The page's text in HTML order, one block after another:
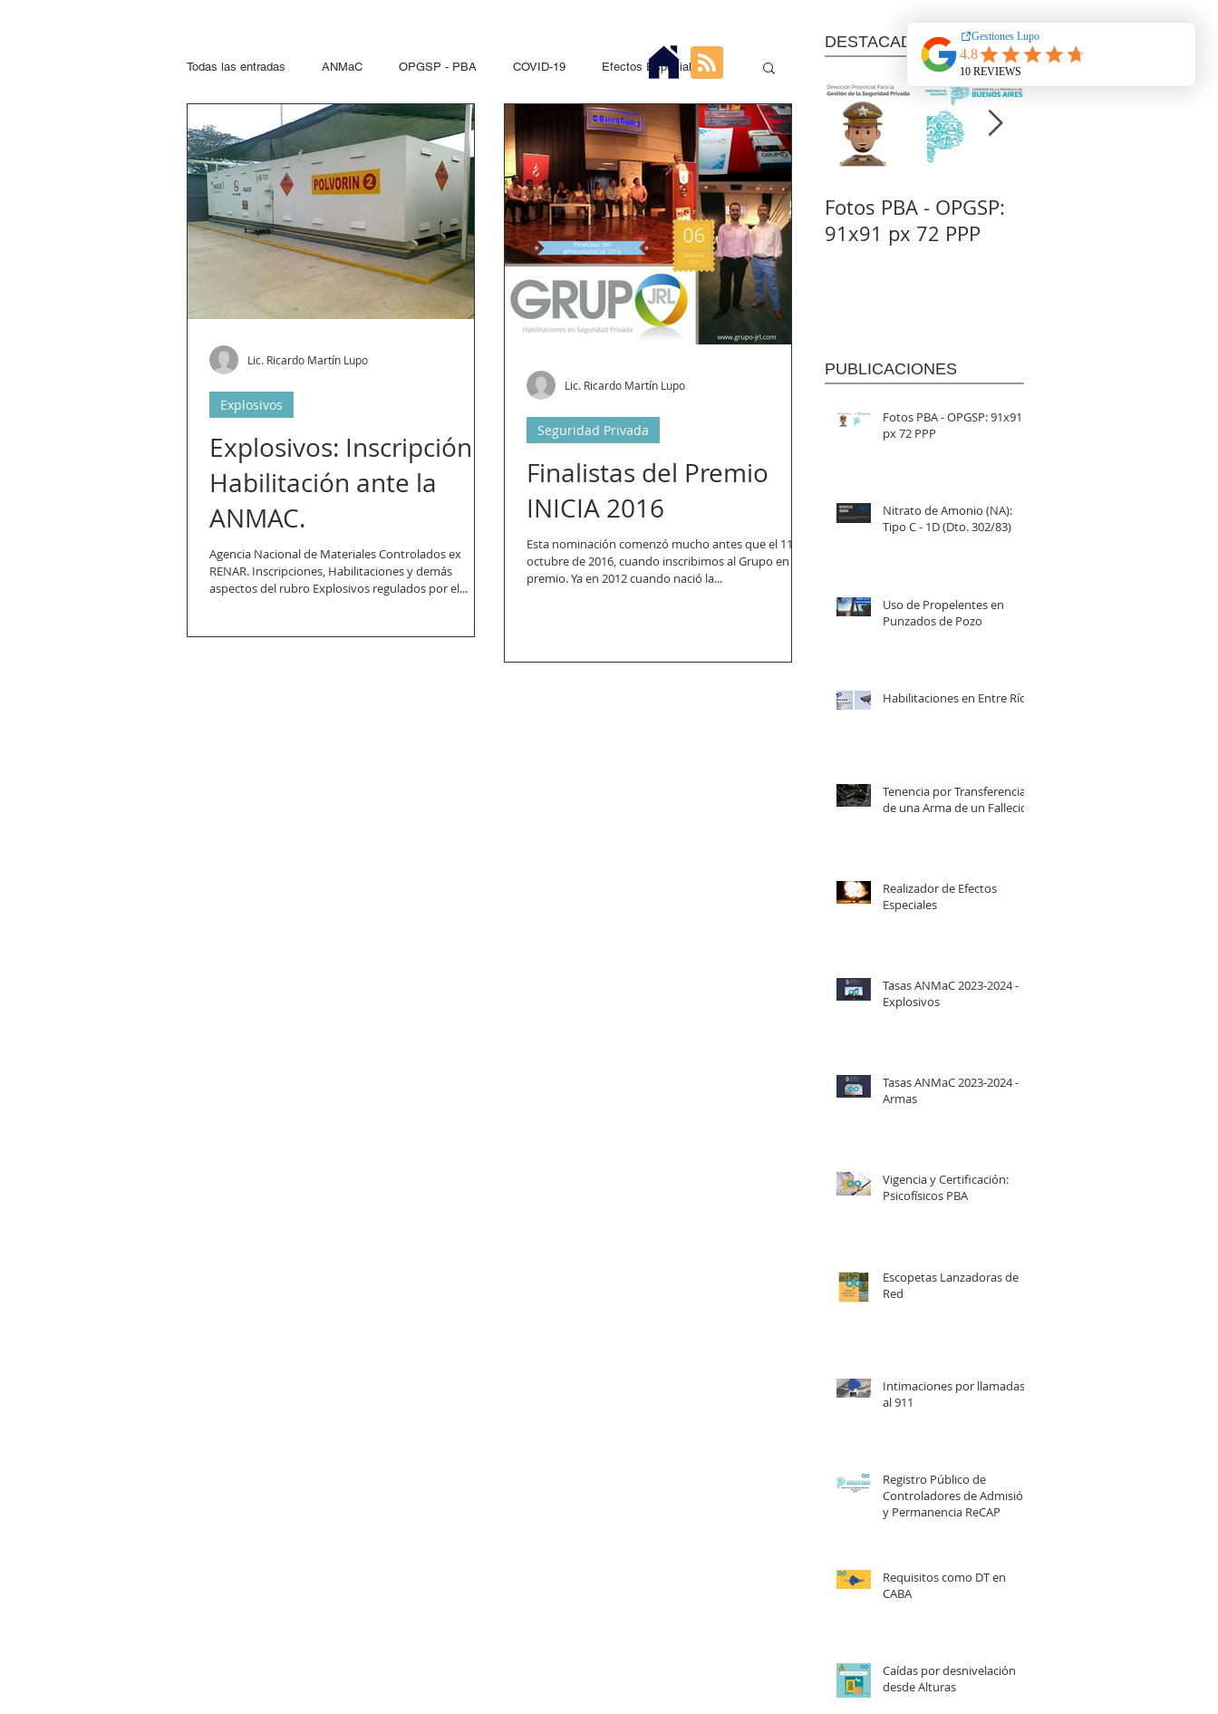
DESTACADOS
Todas las entradas ANMaC OPGSP - PBA COVID-19 Efectos Especiales
Explosivos Mandatarios Seguridad Privada PNA DGSP - CABA
Otras Jurisdicciones Artificios Pirotécnicos Sustancias Químicas Controladas
Paseo del Bajo Hidrocarcuros Hidrocarburos Recap Entre Ríos
Propelentes Gestiones lupo
Explosivos: Inscripción y
Habilitación ante la
ANMAC.
Agencia Nacional de Materiales Controlados ex
RENAR. Inscripciones, Habilitaciones y demás
aspectos del rubro Explosivos regulados por el...
Explosivos
Lic. Ricardo Martín Lupo
Finalistas del Premio
INICIA 2016
Esta nominación comenzó mucho antes que el 11 de
octubre de 2016, cuando inscribimos al Grupo en el
premio. Ya en 2012 cuando nació la...
Seguridad Privada
Lic. Ricardo Martín Lupo
Fotos PBA - OPGSP:
91x91 px 72 PPP
PUBLICACIONES
Fotos PBA - OPGSP: 91x91
px 72 PPP
Nitrato de Amonio (NA):
Tipo C - 1D (Dto. 302/83)
Uso de Propelentes en
Punzados de Pozo
Habilitaciones en Entre Ríos
Tenencia por Transferencia
de una Arma de un Fallecido
Realizador de Efectos
Especiales
Tasas ANMaC 2023-2024 -
Explosivos
Tasas ANMaC 2023-2024 -
Armas
Vigencia y Certificación:
Psicofísicos PBA
Escopetas Lanzadoras de
Red
Intimaciones por llamadas
al 911
Registro Público de
Controladores de Admisión
y Permanencia ReCAP
Requisitos como DT en
CABA
Caídas por desnivelación
desde Alturas